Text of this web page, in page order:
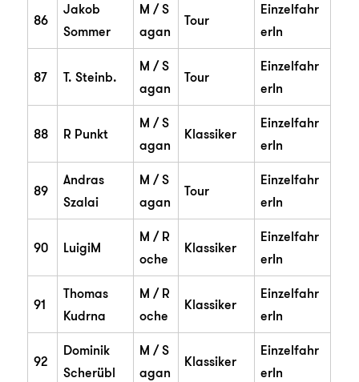
86
Jakob
Sommer
M / S
agan
Tour
Einzelfahr
erIn
87 T. Steinb.
M / S
agan
Tour
Einzelfahr
erIn
88 R Punkt
M / S
agan
Klassiker
Einzelfahr
erIn
89
Andras
Szalai
M / S
agan
Tour
Einzelfahr
erIn
90 LuigiM
M / R
oche
Klassiker
Einzelfahr
erIn
91
Thomas
Kudrna
M / R
oche
Klassiker
Einzelfahr
erIn
92
Dominik
Scherübl
M / S
agan
Klassiker
Einzelfahr
erIn